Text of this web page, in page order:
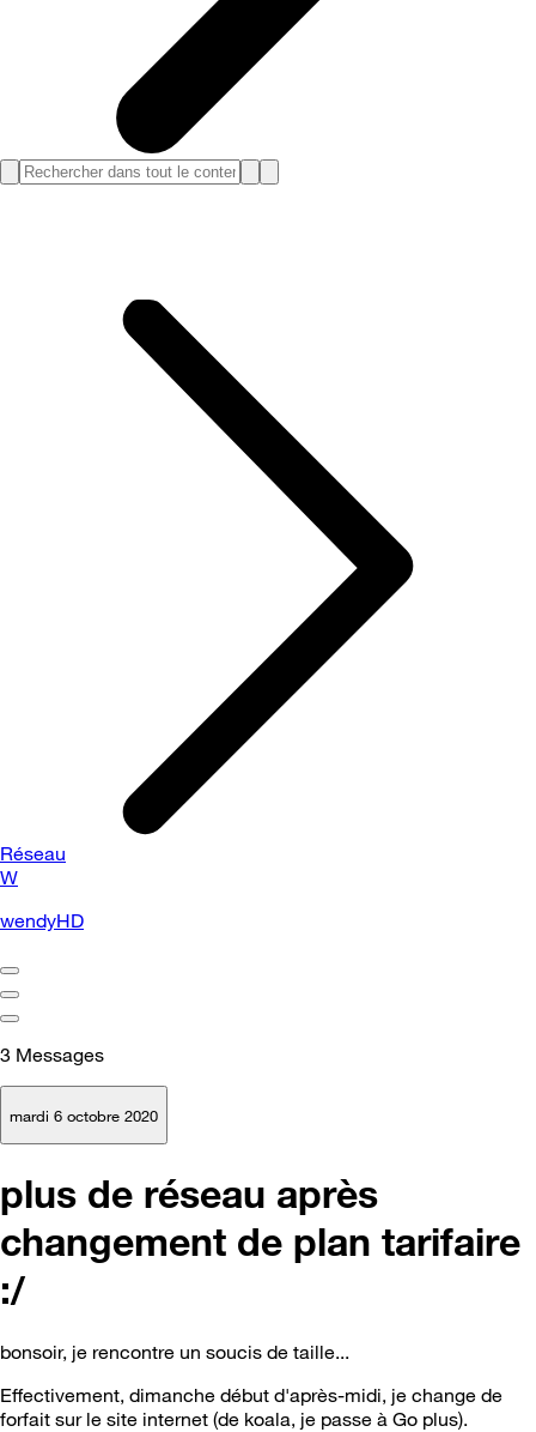
Réseau
W
wendyHD
3 Messages
mardi 6 octobre 2020
plus de réseau après
changement de plan tarifaire
:/
bonsoir, je rencontre un soucis de taille...
Effectivement, dimanche début d'après-midi, je change de
forfait sur le site internet (de koala, je passe à Go plus).